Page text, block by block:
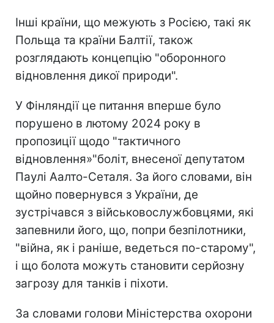
Інші країни, що межують з Росією, такі як
Польща та країни Балтії, також
розглядають концепцію "оборонного
відновлення дикої природи".
У Фінляндії це питання вперше було
порушено в лютому 2024 року в
пропозиції щодо "тактичного
відновлення»"боліт, внесеної депутатом
Паулі Аалто-Сеталя. За його словами, він
щойно повернувся з України, де
зустрічався з військовослужбовцями, які
запевнили його, що, попри безпілотники,
"війна, як і раніше, ведеться по-старому",
і що болота можуть становити серйозну
загрозу для танків і піхоти.
За словами голови Міністерства охорони